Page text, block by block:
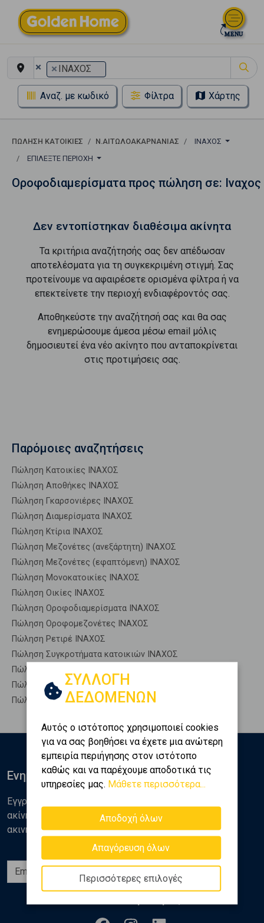
× × ΙΝΑΧΟΣ
Αναζ. με κωδικό Φίλτρα Χάρτης
ΠΏΛΗΣΗ ΚΑΤΟΙΚΊΕΣ Ν.ΑΙΤΩΛΟΑΚΑΡΝΑΝΙΑΣ
ΙΝΑΧΟΣ
ΕΠΙΛΈΞΤΕ ΠΕΡΙΟΧΉ
Οροφοδιαμερίσματα προς πώληση σε: Ιναχος
Δεν εντοπίστηκαν διαθέσιμα ακίνητα
Τα κριτήρια αναζήτησής σας δεν απέδωσαν
αποτελέσματα για τη συγκεκριμένη στιγμή. Σας
προτείνουμε να αφαιρέσετε ορισμένα φίλτρα ή να
επεκτείνετε την περιοχή ενδιαφέροντός σας.
Αποθηκεύστε την αναζήτησή σας και θα σας
ενημερώσουμε άμεσα μέσω email μόλις
δημοσιευτεί ένα νέο ακίνητο που ανταποκρίνεται
στις προτιμήσεις σας.
Παρόμοιες αναζητήσεις
Πώληση Κατοικίες ΙΝΑΧΟΣ
Πώληση Αποθήκες ΙΝΑΧΟΣ
Πώληση Γκαρσονιέρες ΙΝΑΧΟΣ
Πώληση Διαμερίσματα ΙΝΑΧΟΣ
Πώληση Κτίρια ΙΝΑΧΟΣ
Πώληση Μεζονέτες (ανεξάρτητη) ΙΝΑΧΟΣ
Πώληση Μεζονέτες (εφαπτόμενη) ΙΝΑΧΟΣ
Πώληση Μονοκατοικίες ΙΝΑΧΟΣ
Πώληση Οικίες ΙΝΑΧΟΣ
Πώληση Οροφοδιαμερίσματα ΙΝΑΧΟΣ
Πώληση Οροφομεζονέτες ΙΝΑΧΟΣ
Πώληση Ρετιρέ ΙΝΑΧΟΣ
Πώληση Συγκροτήματα κατοικιών ΙΝΑΧΟΣ
Πώληση Υπόγεια ΙΝΑΧΟΣ
Πώληση Υπόσκαφα ΙΝΑΧΟΣ
Πώληση Υπολ. υψουν ΙΝΑΧΟΣ
ΣΥΛΛΟΓΗ
ΔΕΔΟΜΕΝΩΝ
Αυτός ο ιστότοπος χρησιμοποιεί cookies
για να σας βοηθήσει να έχετε μια ανώτερη
εμπειρία περιήγησης στον ιστότοπο
καθώς και να παρέχουμε αποδοτικά τις
υπηρεσίες μας. Μάθετε περισσότερα...
Αποδοχή όλων
Απαγόρευση όλων
Περισσότερες επιλογές
Ενημερωθείτε
Εγγραφείτε στο newsletter της Golden Home για νέα
ακίνητα, αναλύσεις και διάφορα θέματα της αγοράς
ακινήτων